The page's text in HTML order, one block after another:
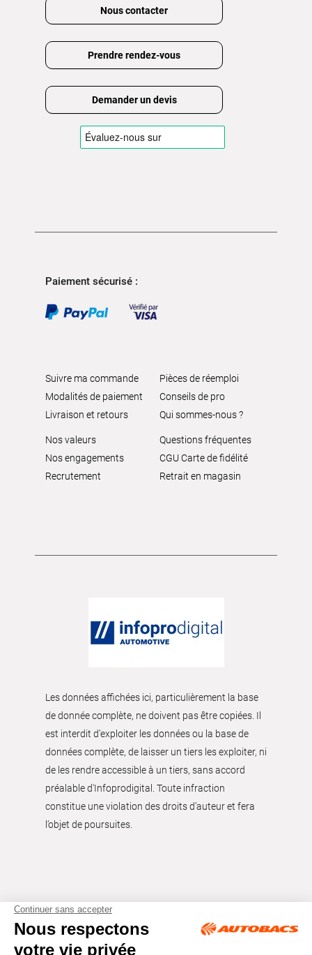
Nous contacter
Prendre rendez-vous
Demander un devis
Paiement sécurisé :
Suivre ma commande
Modalités de paiement
Livraison et retours
Pièces de réemploi
Conseils de pro
Qui sommes-nous ?
Nos valeurs
Nos engagements
Recrutement
Questions fréquentes
CGU Carte de fidélité
Retrait en magasin
Les données affichées ici, particulièrement la base
de donnée complète, ne doivent pas être copiées. Il
est interdit d’exploiter les données ou la base de
données complète, de laisser un tiers les exploiter, ni
de les rendre accessible à un tiers, sans accord
préalable d'Infoprodigital. Toute infraction
constitue une violation des droits d’auteur et fera
l’objet de poursuites.